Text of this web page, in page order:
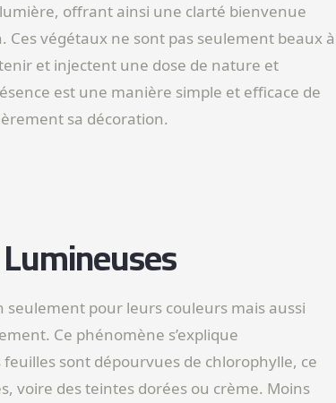
offrant ainsi une clarté bienvenue
Ces végétaux ne sont pas seulement beaux à
et injectent une dose de nature et
est une manière simple et efficace de
sa décoration.
pour leurs couleurs mais aussi
Ce phénomène s’explique
sont dépourvues de chlorophylle, ce
voire des teintes dorées ou crème. Moins